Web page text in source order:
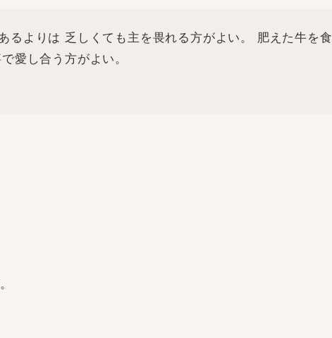
るよりは 乏しくても主を畏れる方がよい。 肥えた牛を食
愛し合う方がよい。